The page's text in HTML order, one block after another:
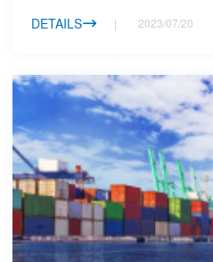
DETAILS 2023/07/20